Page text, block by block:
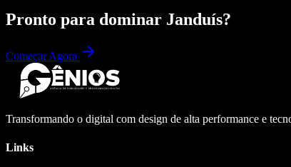
Pronto para dominar Janduís?
Começar Agora
Transformando o digital com design de alta performance e
Links